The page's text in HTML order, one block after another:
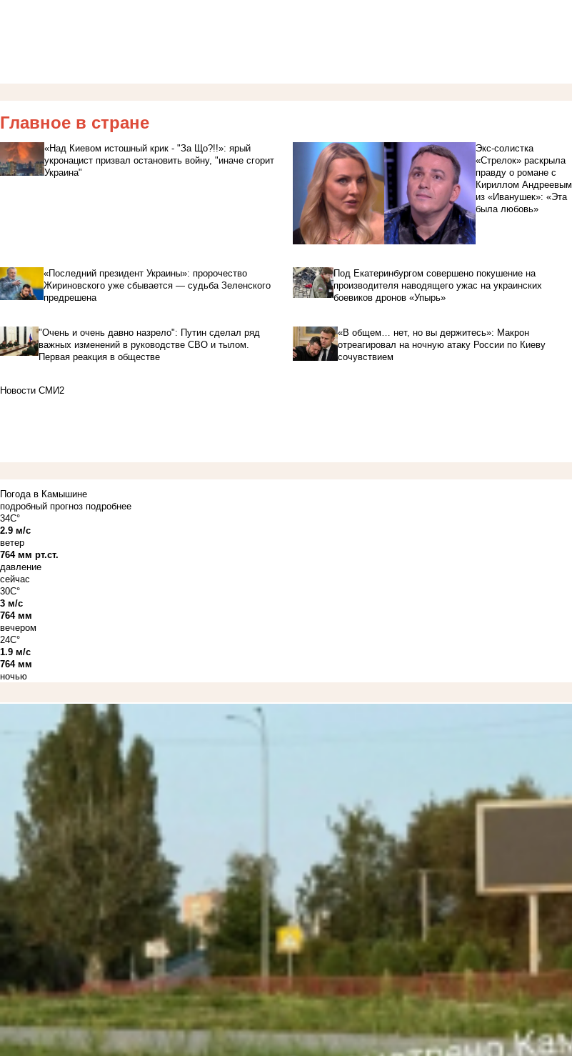
Главное в стране
«Над Киевом истошный крик - "За Що?!!»: ярый
укронацист призвал остановить войну, "иначе сгорит
Украина"
Экс-солистка
«Стрелок» раскрыла
правду о романе с
Кириллом Андреевым
из «Иванушек»: «Эта
была любовь»
«Последний президент Украины»: пророчество
Жириновского уже сбывается — судьба Зеленского
предрешена
Под Екатеринбургом совершено покушение на
производителя наводящего ужас на украинских
боевиков дронов «Упырь»
"Очень и очень давно назрело": Путин сделал ряд
важных изменений в руководстве СВО и тылом.
Первая реакция в обществе
«В общем… нет, но вы держитесь»: Макрон
отреагировал на ночную атаку России по Киеву
сочувствием
Новости СМИ2
Погода в Камышине
подробный прогноз подробнее
34C°
2.9 м/с
ветер
764 мм рт.ст.
давление
сейчас
30C°
3 м/с
764 мм
вечером
24C°
1.9 м/с
764 мм
ночью